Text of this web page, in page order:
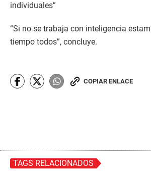
individuales”
“Si no se trabaja con inteligencia
tiempo todos”, concluye.
COPIAR ENLACE
TAGS RELACIONADOS